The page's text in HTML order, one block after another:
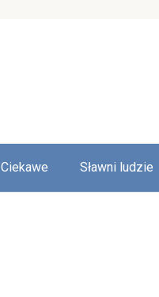
Ciekawe Sławni ludzie